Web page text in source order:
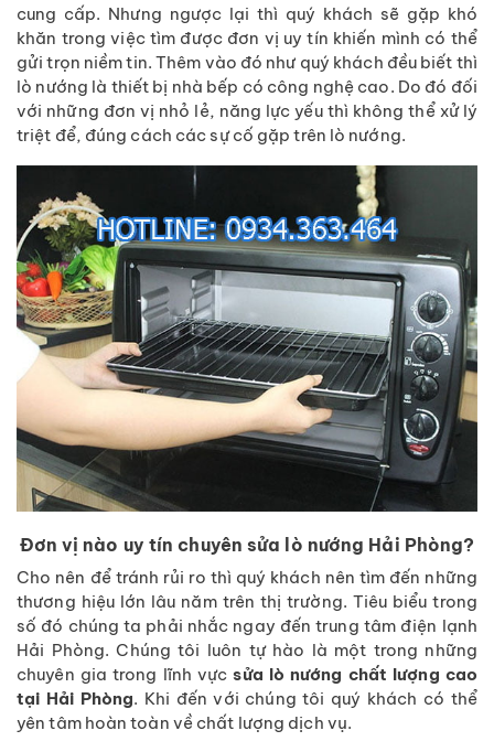
cung cấp. Nhưng ngược lại thì quý khách sẽ gặp khó
khăn trong việc tìm được đơn vị uy tín khiến mình có thể
gửi trọn niềm tin. Thêm vào đó như quý khách đều biết thì
lò nướng là thiết bị nhà bếp có công nghệ cao. Do đó đối
với những đơn vị nhỏ lẻ, năng lực yếu thì không thể xử lý
triệt để, đúng cách các sự cố gặp trên lò nướng.
Đơn vị nào uy tín chuyên sửa lò nướng Hải Phòng?
Cho nên để tránh rủi ro thì quý khách nên tìm đến những
thương hiệu lớn lâu năm trên thị trường. Tiêu biểu trong
số đó chúng ta phải nhắc ngay đến trung tâm điện lạnh
Hải Phòng. Chúng tôi luôn tự hào là một trong những
chuyên gia trong lĩnh vựcsửa lò nướng chất lượng cao
tại Hải Phòng. Khi đến với chúng tôi quý khách có thể
yên tâm hoàn toàn về chất lượng dịch vụ.